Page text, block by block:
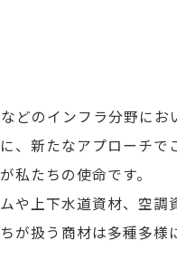
どのインフラ分野にお
、新たなアプローチで
私たちの使命です。
上下水道資材、空調
が扱う商材は多種多様